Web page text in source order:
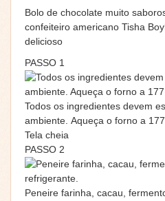
Bolo de chocolate muito
confeiteiro americano Tisha
delicioso
PASSO 1
Todos os ingredientes devem
ambiente. Aqueça o forno a
Tela cheia
PASSO 2
Peneire farinha, cacau,